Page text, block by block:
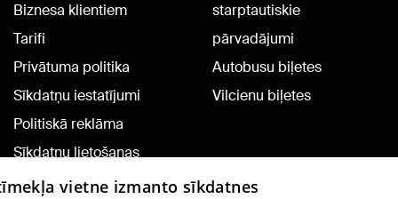
Biznesa klientiem
Tarifi
Privātuma politika
Sīkdatņu iestatījumi
Politiskā reklāma
Sīkdatņu lietošanas
noteikumi
starptautiskie
pārvadājumi
Autobusu biļetes
Vilcienu biļetes
vietne izmanto sīkdatnes